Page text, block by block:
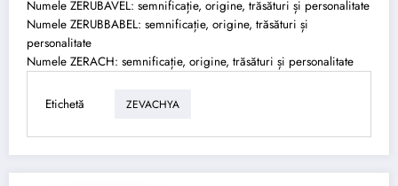
Numele ZERUBAVEL: semnificație, origine, trăsături și personalitate
Numele ZERUBBABEL: semnificație, origine, trăsături și
personalitate
Numele ZERACH: semnificație, origine, trăsături și personalitate
Etichetă ZEVACHYA